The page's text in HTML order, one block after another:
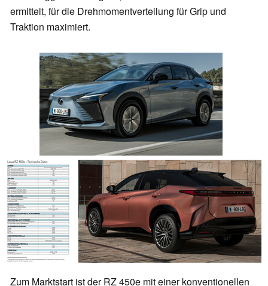
ermittelt, für die Drehmomentverteilung für Grip und
Traktion maximiert.
Zum Marktstart ist der RZ 450e mit einer konventionellen